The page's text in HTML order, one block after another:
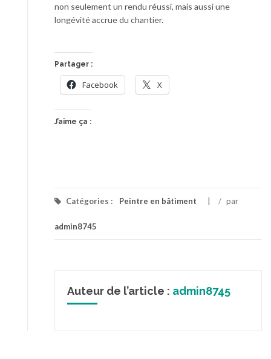
non seulement un rendu réussi, mais aussi une
longévité accrue du chantier.
Partager :
Facebook X
J’aime ça :
Catégories : Peintre en bâtiment / par
admin8745
Auteur de l’article : admin8745